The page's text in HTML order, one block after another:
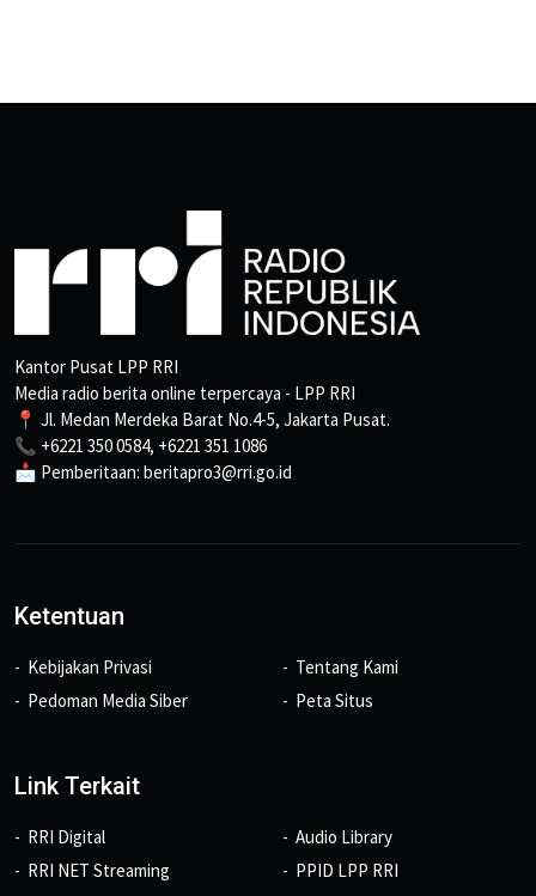
Kantor Pusat LPP RRI
Media radio berita online terpercaya - LPP RRI
📍 Jl. Medan Merdeka Barat No.4-5, Jakarta Pusat.
📞 +6221 350 0584, +6221 351 1086
📩 Pemberitaan: beritapro3@rri.go.id
Ketentuan
Kebijakan Privasi
Pedoman Media Siber
Tentang Kami
Peta Situs
Link Terkait
RRI Digital
RRI NET Streaming
Audio Library
PPID LPP RRI